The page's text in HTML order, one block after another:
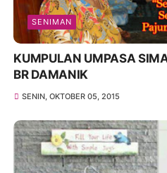
SENIMAN
KUMPULAN UMPASA
BR DAMANIK
SENIN, OKTOBER 05, 2015